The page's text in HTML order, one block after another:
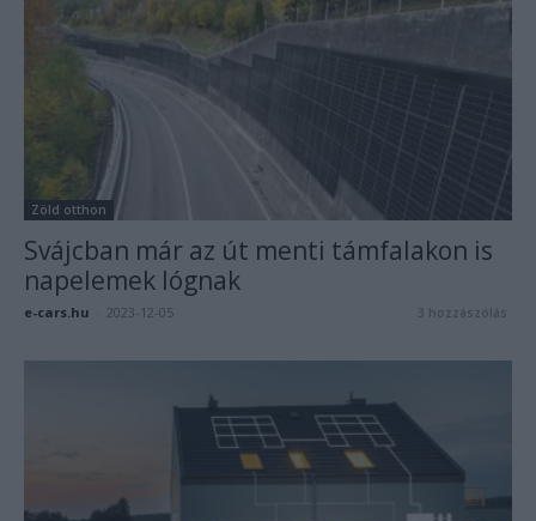
Zöld otthon
Svájcban már az út menti támfalakon is
napelemek lógnak
e-cars.hu 2023-12-05 3 hozzászólás